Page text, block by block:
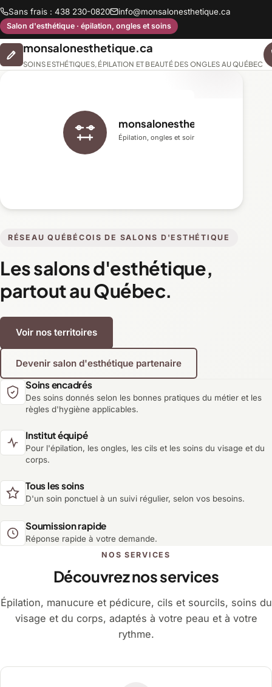
Sans frais : 438 230-0820 info@monsalonesthetique.ca
Salon d'esthétique · épilation, ongles et soins
monsalonesthetique.ca
SOINS ESTHÉTIQUES, ÉPILATION ET BEAUTÉ DES ONGLES AU QUÉBEC
RÉSEAU QUÉBÉCOIS DE SALONS D'ESTHÉTIQUE
Les salons d'esthétique,
partout au Québec.
Voir nos territoires
Devenir salon d'esthétique partenaire
monsalonesthetique.ca
Épilation, ongles et soins du visage
Soins encadrés
Des soins donnés selon les bonnes pratiques du métier et les
règles d'hygiène applicables.
Institut équipé
Pour l'épilation, les ongles, les cils et les soins du visage et du
corps.
Tous les soins
D'un soin ponctuel à un suivi régulier, selon vos besoins.
Soumission rapide
Réponse rapide à votre demande.
NOS SERVICES
Découvrez nos services
Épilation, manucure et pédicure, cils et sourcils, soins du
visage et du corps, adaptés à votre peau et à votre
rythme.